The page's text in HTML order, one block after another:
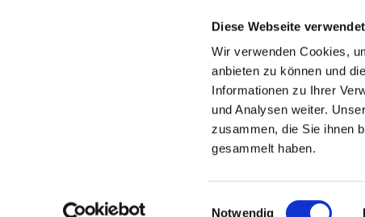
Diese Webseite
Wir verwenden Cookies,
anbieten zu können und
Informationen zu Ihrer
und Analysen weiter.
zusammen, die Sie ihnen
gesammelt haben.
Notwendig
Kath. Kirchengemeinde Pfarrei